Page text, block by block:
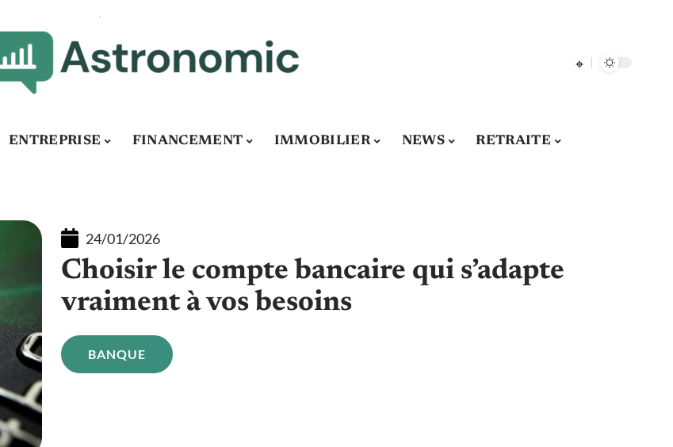
ENTREPRISE FINANCEMENT IMMOBILIER NEWS RETRAITE
24/01/2026
Choisir le compte bancaire qui s’adapte
vraiment à vos besoins
BANQUE